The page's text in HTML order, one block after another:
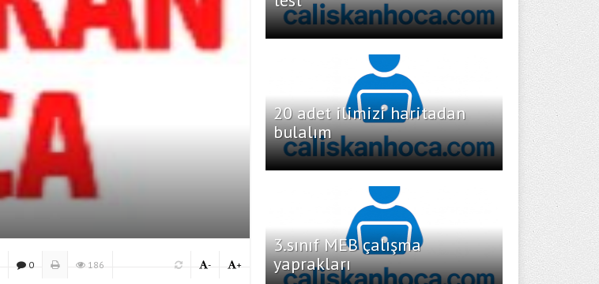
0 186 +
-
20 adet ilimizi haritadan
bulalım
3.sınıf MEB çalışma
yaprakları